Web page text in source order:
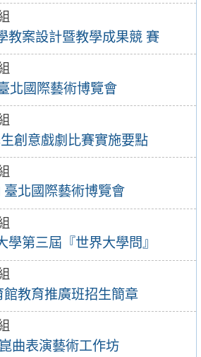
教案設計暨教學成果競 賽
北國際藝術博覽會
創意戲劇比賽實施要點
臺北國際藝術博覽會
第三屆『世界大學問』
教育推廣班招生簡章
曲表演藝術工作坊